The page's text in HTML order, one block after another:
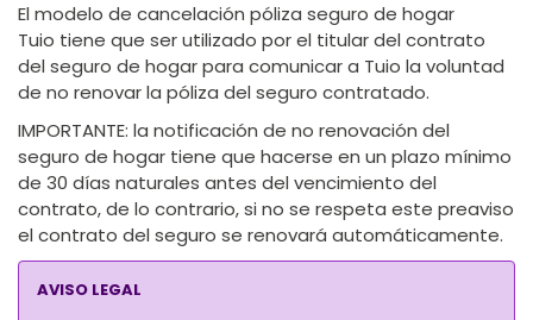
El modelo de cancelación póliza seguro de hogar
Tuio tiene que ser utilizado por el titular del contrato
del seguro de hogar para comunicar a Tuio la voluntad
de no renovar la póliza del seguro contratado.
IMPORTANTE: la notificación de no renovación del
seguro de hogar tiene que hacerse en un plazo mínimo
de 30 días naturales antes del vencimiento del
contrato, de lo contrario, si no se respeta este preaviso
el contrato del seguro se renovará automáticamente.
AVISO LEGAL